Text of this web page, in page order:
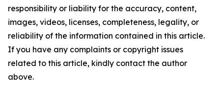
responsibility or liability for the accuracy, content,
images, videos, licenses, completeness, legality, or
reliability of the information contained in this article.
If you have any complaints or copyright issues
related to this article, kindly contact the author
above.